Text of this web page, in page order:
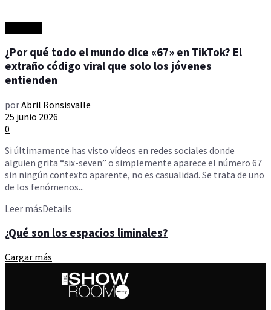
¿Por qué todo el mundo dice «67» en TikTok? El
extraño código viral que solo los jóvenes
entienden
porAbril Ronsisvalle
25 junio 2026
0
Si últimamente has visto vídeos en redes sociales donde
alguien grita “six-seven” o simplemente aparece el número 67
sin ningún contexto aparente, no es casualidad. Se trata de uno
de los fenómenos...
Leer másDetails
¿Qué son los espacios liminales?
Cargar más